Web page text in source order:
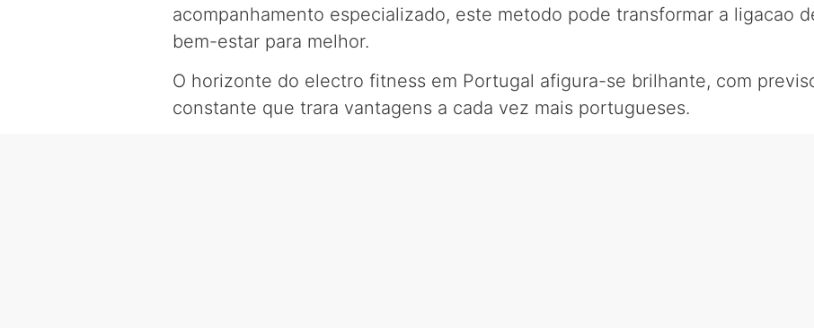
acompanhamento especializado, este metodo pode transformar a ligacao
bem-estar para melhor.
O horizonte do electro fitness em Portugal afigura-se brilhante, com
constante que trara vantagens a cada vez mais portugueses.